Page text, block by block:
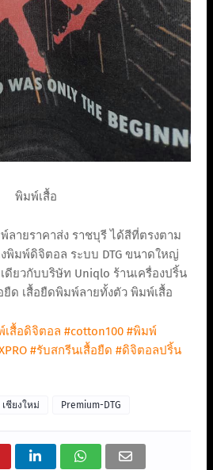
พิมพ์เสื้อ
ลายราคาส่ง ราชบุรี ได้สีที่ตรงตาม
พิมพ์ดิจิตอล ระบบ DTG ขนาดใหญ่
ดียวกับบริษัท Uniqlo ร้านเครื่องปริ้น
ยืด เสื้อยืดพิมพ์ลายทั้งตัว พิมพ์เสื้อ
เสื้อดิจิตอล #cotton100 #พิมพ์
#รับสกรีนเสื้อยืด #ดิจิตอลปริ้น
ชียงใหม่ Premium-DTG